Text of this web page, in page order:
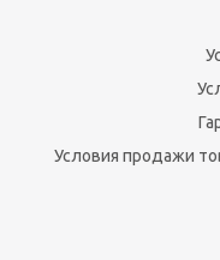
Условия продажи